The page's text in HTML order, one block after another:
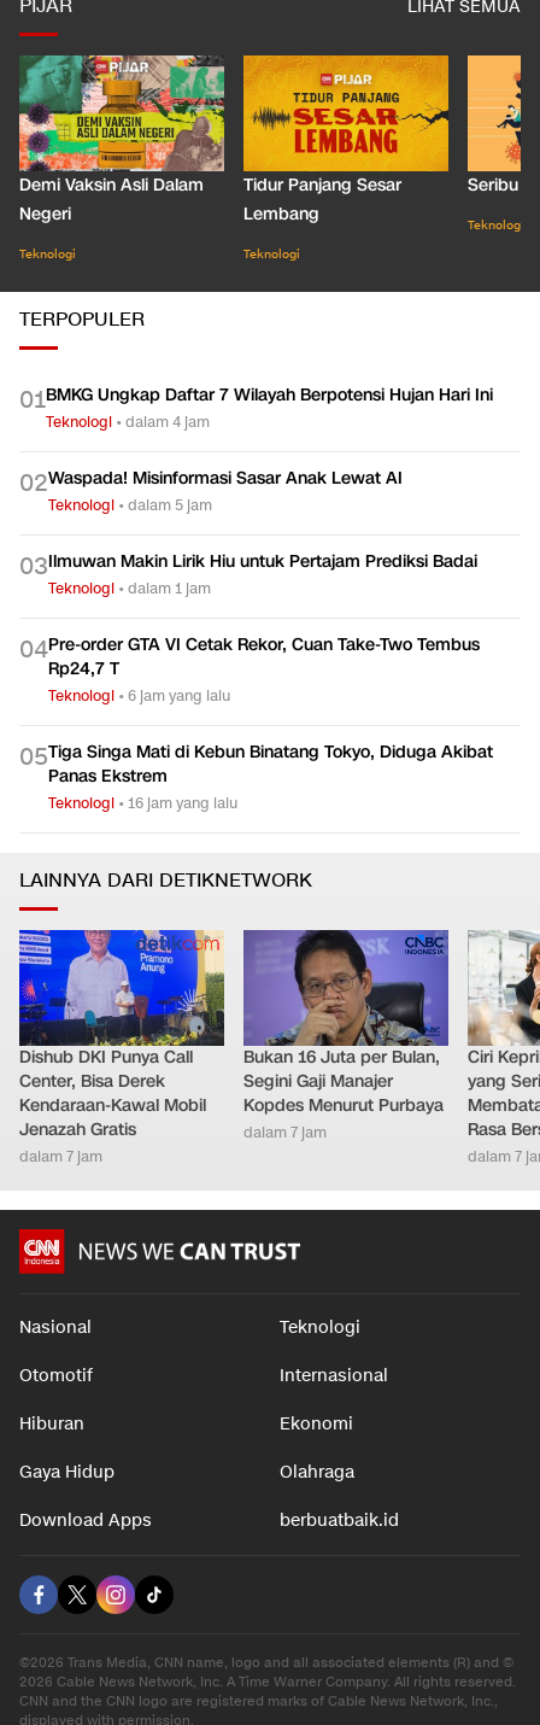
PIJAR LIHAT SEMUA
Demi Vaksin Asli Dalam
Negeri
Teknologi
Tidur Panjang Sesar
Lembang
Teknologi
Seribu
Teknologi
TERPOPULER
01BMKG Ungkap Daftar 7 Wilayah Berpotensi Hujan Hari Ini
Teknologi •dalam 4 jam
02Waspada! Misinformasi Sasar Anak Lewat AI
Teknologi •dalam 5 jam
03Ilmuwan Makin Lirik Hiu untuk Pertajam Prediksi Badai
Teknologi •dalam 1 jam
04Pre-order GTA VI Cetak Rekor, Cuan Take-Two Tembus
Rp24,7 T
Teknologi •6 jam yang lalu
05Tiga Singa Mati di Kebun Binatang Tokyo, Diduga Akibat
Panas Ekstrem
Teknologi •16 jam yang lalu
LAINNYA DARI DETIKNETWORK
Dishub DKI Punya Call
Center, Bisa Derek
Kendaraan-Kawal Mobil
Jenazah Gratis
dalam 7 jam
Bukan 16 Juta per Bulan,
Segini Gaji Manajer
Kopdes Menurut Purbaya
dalam 7 jam
Ciri
yang
Rasa
dalam 7
Nasional Teknologi
Otomotif Internasional
Hiburan Ekonomi
Gaya Hidup Olahraga
Download Apps berbuatbaik.id
©2026 Trans Media, CNN name, logo and all associated elements (R) and ©
2026 Cable News Network, Inc. A Time Warner Company. All rights reserved.
CNN and the CNN logo are registered marks of Cable News Network, Inc.,
displayed with permission.